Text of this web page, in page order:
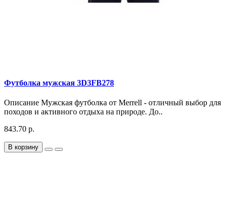
Футболка мужская 3D3FB278
Описание Мужская футболка от Merrell - отличный выбор для
походов и активного отдыха на природе. До..
843.70 р.
В корзину